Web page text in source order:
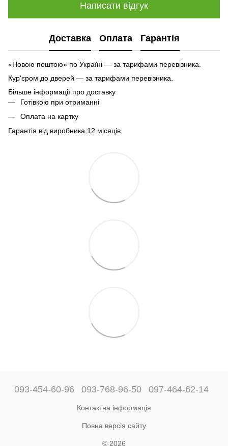
Написати відгук
Доставка Оплата Гарантія
«Новою поштою» по Україні — за тарифами перевізника.
Кур'єром до дверей — за тарифами перевізника.
Більше інформації про доставку
Готівкою при отриманні
Оплата на картку
Гарантія від виробника 12 місяців.
093-454-60-96 093-768-96-50 097-464-62-14
Контактна інформація
Повна версія сайту
© 2026